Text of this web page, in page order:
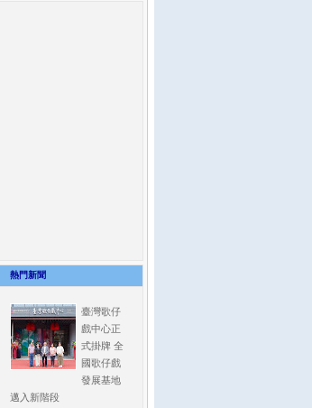
熱門新聞
臺灣歌仔
戲中心正
式掛牌 全
國歌仔戲
發展基地
邁入新階段